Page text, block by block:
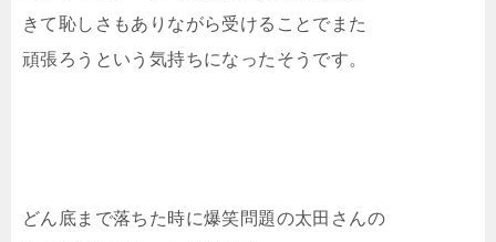
きて恥しさもありながら受けることでまた
頑張ろうという気持ちになったそうです。
どん底まで落ちた時に爆笑問題の太田さんの